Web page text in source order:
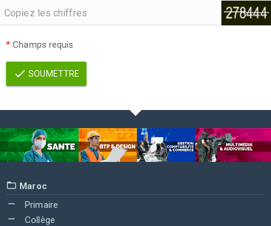
* Champs requis
SOUMETTRE
Maroc
Primaire
Collège